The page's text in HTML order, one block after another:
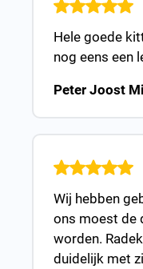
Hele goede
nog eens een
Peter Joost
Wij hebben
ons moest de
worden.
duidelijk met